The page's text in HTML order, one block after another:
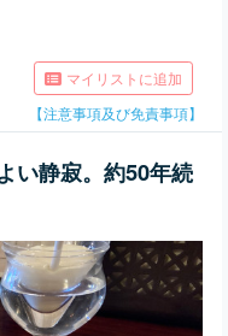
マイリストに追加
【注意事項及び免責事項】
い静寂。約50年続